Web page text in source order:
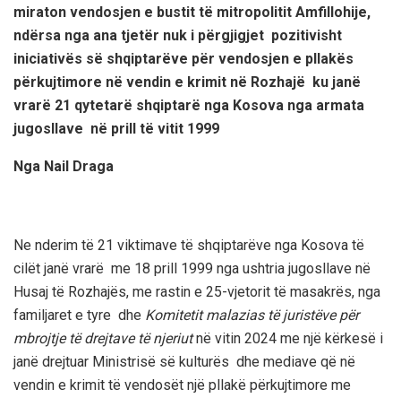
miraton vendosjen e bustit të mitropolitit Amfillohije,
ndërsa nga ana tjetër nuk i përgjigjet pozitivisht
iniciativës së shqiptarëve për vendosjen e pllakës
përkujtimore në vendin e krimit në Rozhajë ku janë
vrarë 21 qytetarë shqiptarë nga Kosova nga armata
jugosllave në prill të vitit 1999
Nga Nail Draga
Ne nderim të 21 viktimave të shqiptarëve nga Kosova të
cilët janë vrarë me 18 prill 1999 nga ushtria jugosllave në
Husaj të Rozhajës, me rastin e 25-vjetorit të masakrës, nga
familjaret e tyre dhe Komitetit malazias të juristëve për
mbrojtje të drejtave të njeriutnë vitin 2024 me një kërkesë i
janë drejtuar Ministrisë së kulturës dhe mediave që në
vendin e krimit të vendosët një pllakë përkujtimore me